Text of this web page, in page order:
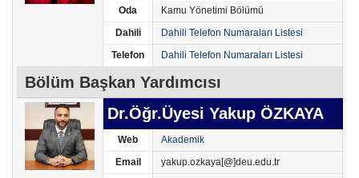
Oda
Kamu Yönetimi Bölümü
Dahili
Dahili Telefon Numaraları Listesi
Telefon
Dahili Telefon Numaraları Listesi
Bölüm Başkan Yardımcısı
Dr.Öğr.Üyesi Yakup ÖZKAYA
Web
Akademik
Email
yakup.ozkaya[@]deu.edu.tr